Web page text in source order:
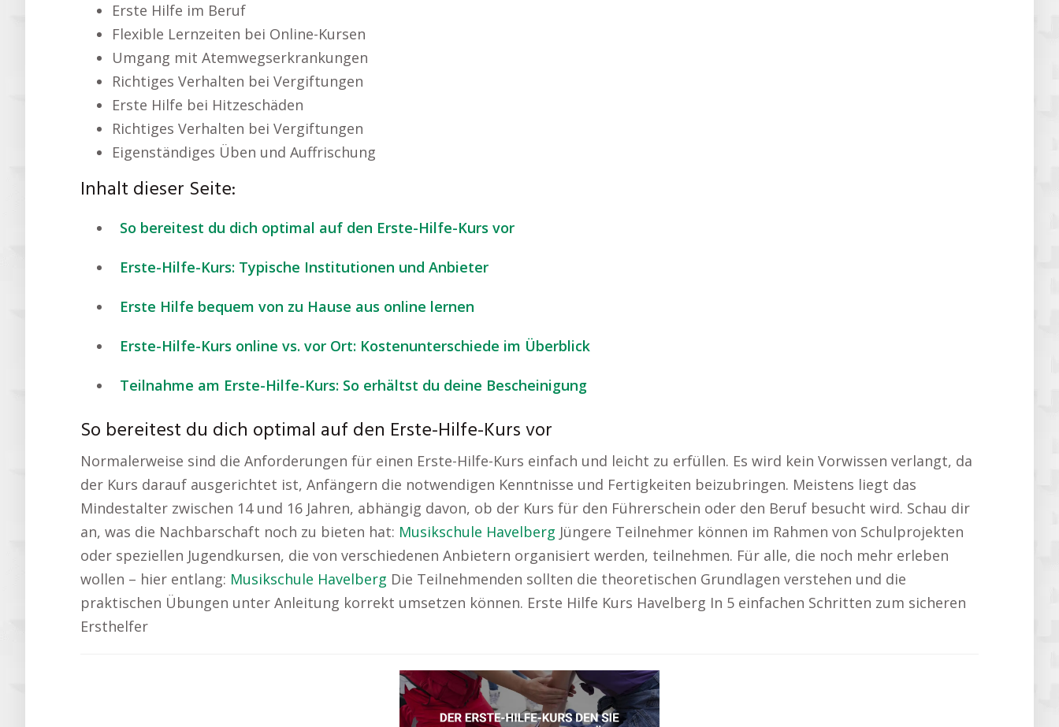
Erste Hilfe im Beruf
Flexible Lernzeiten bei Online-Kursen
Umgang mit Atemwegserkrankungen
Richtiges Verhalten bei Vergiftungen
Erste Hilfe bei Hitzeschäden
Richtiges Verhalten bei Vergiftungen
Eigenständiges Üben und Auffrischung
Inhalt dieser Seite:
So bereitest du dich optimal auf den Erste-Hilfe-Kurs vor
Erste-Hilfe-Kurs: Typische Institutionen und Anbieter
Erste Hilfe bequem von zu Hause aus online lernen
Erste-Hilfe-Kurs online vs. vor Ort: Kostenunterschiede im Überblick
Teilnahme am Erste-Hilfe-Kurs: So erhältst du deine Bescheinigung
So bereitest du dich optimal auf den Erste-Hilfe-Kurs vor
Normalerweise sind die Anforderungen für einen Erste-Hilfe-Kurs einfach und leicht zu erfüllen. Es wird kein Vorwissen verlangt, da
der Kurs darauf ausgerichtet ist, Anfängern die notwendigen Kenntnisse und Fertigkeiten beizubringen. Meistens liegt das
Mindestalter zwischen 14 und 16 Jahren, abhängig davon, ob der Kurs für den Führerschein oder den Beruf besucht wird. Schau dir
an, was die Nachbarschaft noch zu bieten hat: Musikschule Havelberg Jüngere Teilnehmer können im Rahmen von Schulprojekten
oder speziellen Jugendkursen, die von verschiedenen Anbietern organisiert werden, teilnehmen. Für alle, die noch mehr erleben
wollen – hier entlang: Musikschule Havelberg Die Teilnehmenden sollten die theoretischen Grundlagen verstehen und die
praktischen Übungen unter Anleitung korrekt umsetzen können. Erste Hilfe Kurs Havelberg In 5 einfachen Schritten zum sicheren
Ersthelfer